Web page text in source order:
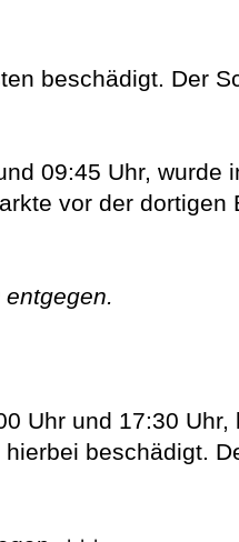
beschädigt. Der
09:45 Uhr, wurde
vor der dortigen
Uhr und 17:30
beschädigt.